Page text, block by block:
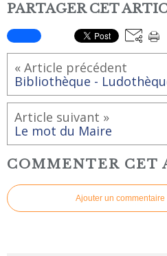
PARTAGER CET
« Article précédent
Article suivant »
Le mot du Maire
COMMENTER CET
Ajouter un commentaire